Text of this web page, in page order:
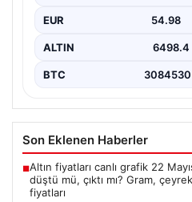
EUR 54.98
ALTIN 6498.4
BTC 3084530
Son Eklenen Haberler
■Altın fiyatları canlı grafik 22
düştü mü, çıktı mı? Gram,
fiyatları